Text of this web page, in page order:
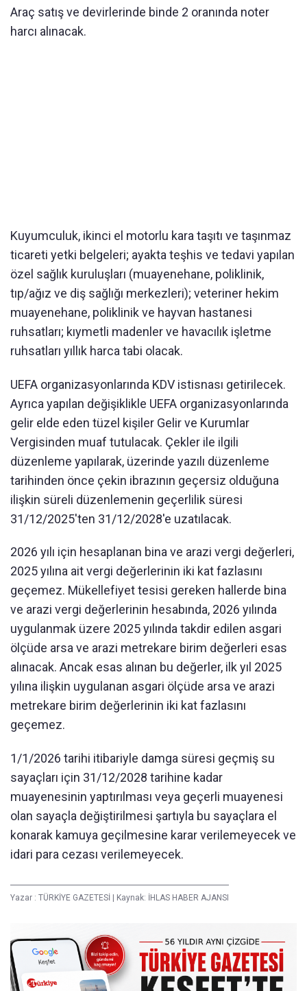
Araç satış ve devirlerinde binde 2 oranında noter
harcı alınacak.
Kuyumculuk, ikinci el motorlu kara taşıtı ve taşınmaz
ticareti yetki belgeleri; ayakta teşhis ve tedavi yapılan
özel sağlık kuruluşları (muayenehane, poliklinik,
tıp/ağız ve diş sağlığı merkezleri); veteriner hekim
muayenehane, poliklinik ve hayvan hastanesi
ruhsatları; kıymetli madenler ve havacılık işletme
ruhsatları yıllık harca tabi olacak.
UEFA organizasyonlarında KDV istisnası getirilecek.
Ayrıca yapılan değişiklikle UEFA organizasyonlarında
gelir elde eden tüzel kişiler Gelir ve Kurumlar
Vergisinden muaf tutulacak. Çekler ile ilgili
düzenleme yapılarak, üzerinde yazılı düzenleme
tarihinden önce çekin ibrazının geçersiz olduğuna
ilişkin süreli düzenlemenin geçerlilik süresi
31/12/2025'ten 31/12/2028'e uzatılacak.
2026 yılı için hesaplanan bina ve arazi vergi değerleri,
2025 yılına ait vergi değerlerinin iki kat fazlasını
geçemez. Mükellefiyet tesisi gereken hallerde bina
ve arazi vergi değerlerinin hesabında, 2026 yılında
uygulanmak üzere 2025 yılında takdir edilen asgari
ölçüde arsa ve arazi metrekare birim değerleri esas
alınacak. Ancak esas alınan bu değerler, ilk yıl 2025
yılına ilişkin uygulanan asgari ölçüde arsa ve arazi
metrekare birim değerlerinin iki kat fazlasını
geçemez.
1/1/2026 tarihi itibariyle damga süresi geçmiş su
sayaçları için 31/12/2028 tarihine kadar
muayenesinin yaptırılması veya geçerli muayenesi
olan sayaçla değiştirilmesi şartıyla bu sayaçlara el
konarak kamuya geçilmesine karar verilemeyecek ve
idari para cezası verilemeyecek.
Yazar : TÜRKİYE GAZETESİ | Kaynak: İHLAS HABER AJANSI